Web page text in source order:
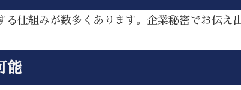
仕組みが数多くあります。企業秘密でお伝え
能